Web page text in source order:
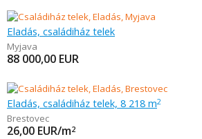
Eladás, családiház telek
Myjava
88 000,00 EUR
Eladás, családiház telek, 8 218 m2
Brestovec
26,00 EUR/m2